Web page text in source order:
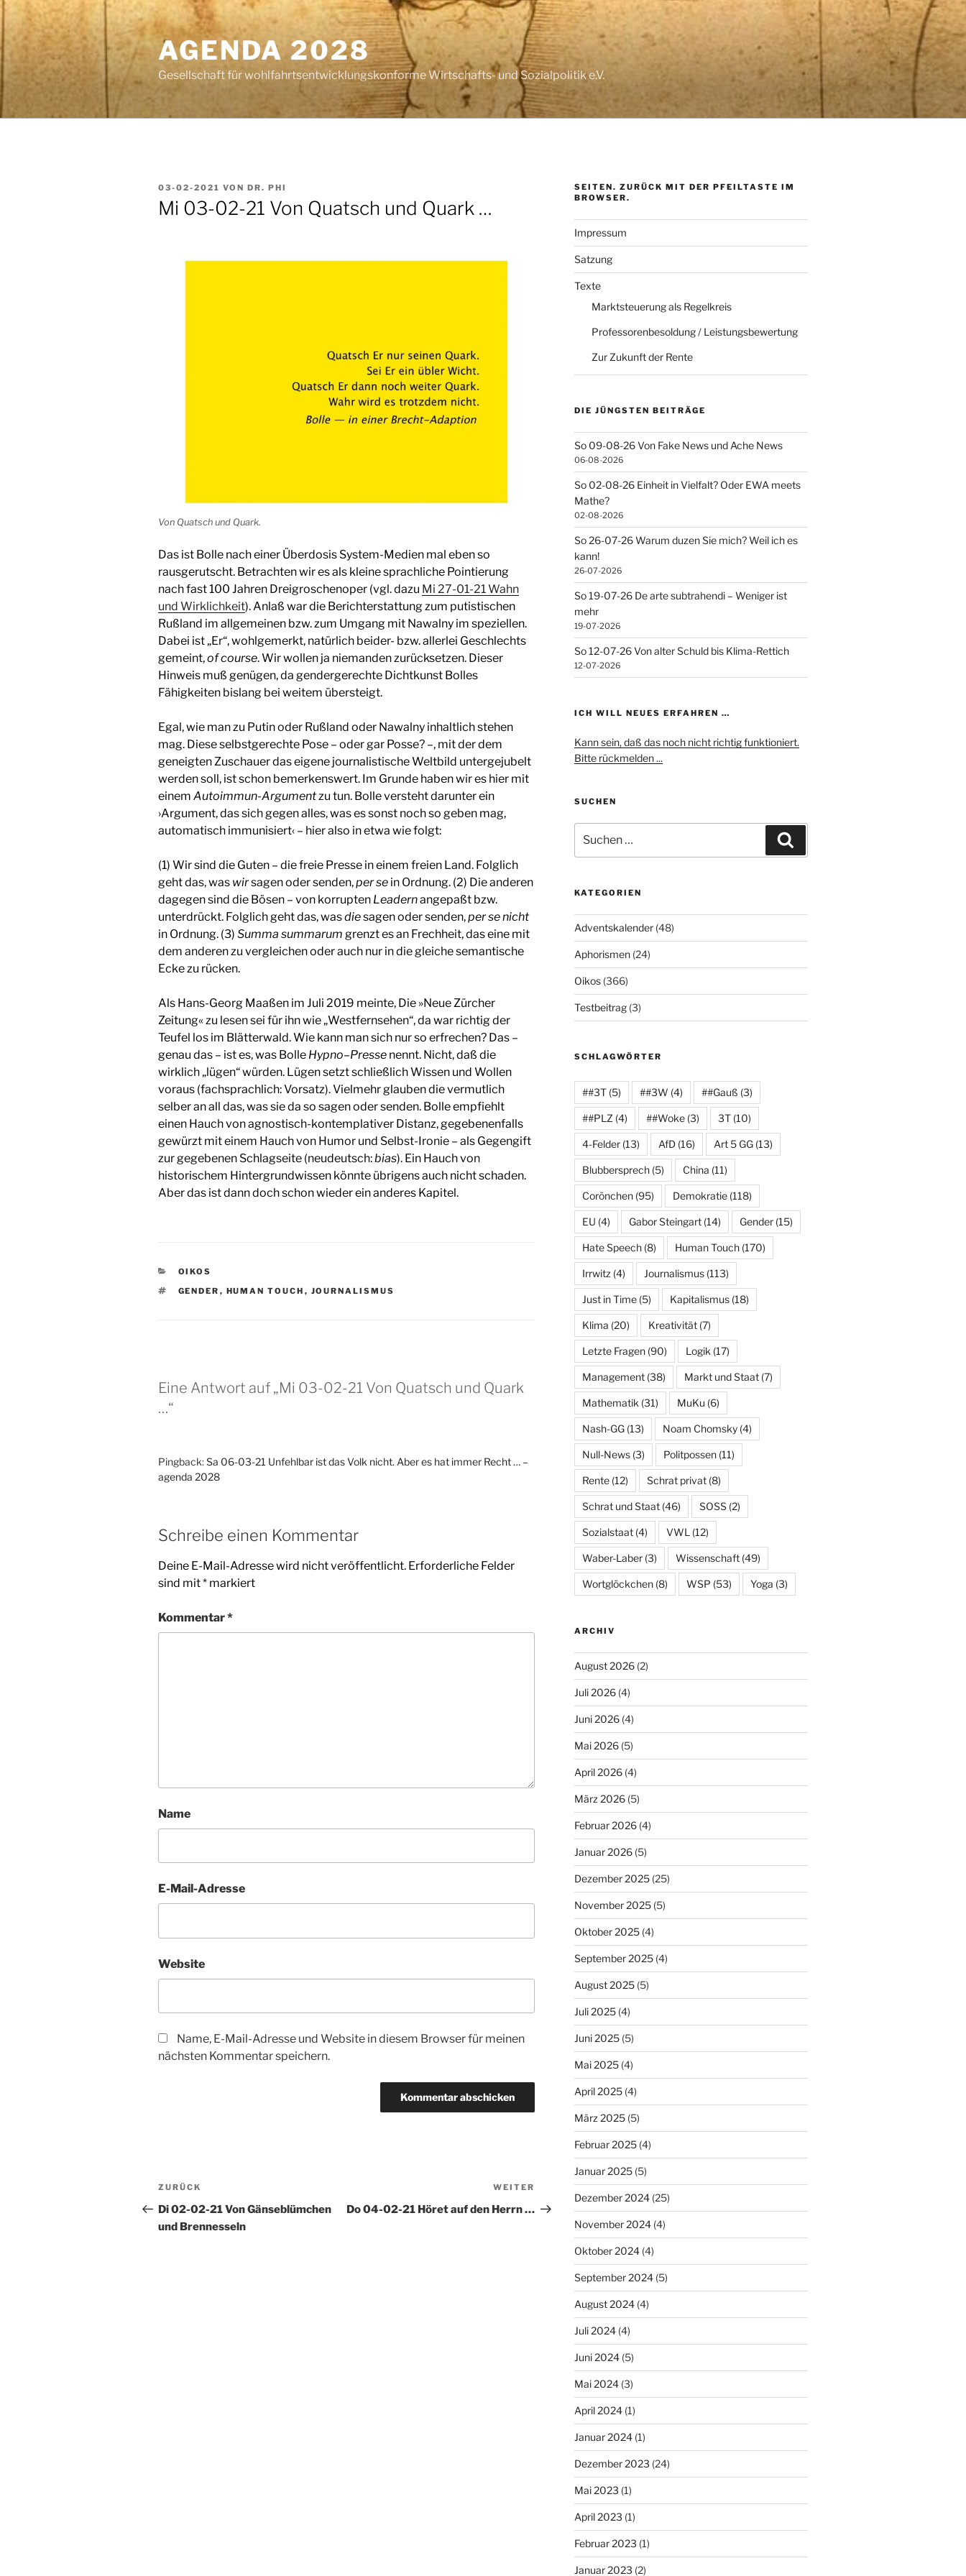
Zum
Inhalt
springen
AGENDA 2028
Gesellschaft für wohlfahrtsentwicklungskonforme Wirtschafts- und Sozialpolitik e.V.
VERÖFFENTLICHT
AM
03-02-2021 VON DR. PHI
Mi 03-02-21 Von Quatsch und Quark …
Von Quatsch und Quark.
Das ist Bolle nach einer Überdosis System-Medien mal eben so
rausgerutscht. Betrachten wir es als kleine sprachliche Pointierung
nach fast 100 Jahren Dreigroschenoper (vgl. dazu Mi 27-01-21 Wahn
und Wirklichkeit). Anlaß war die Berichterstattung zum putistischen
Rußland im allgemeinen bzw. zum Umgang mit Nawalny im speziellen.
Dabei ist „Er“, wohlgemerkt, natürlich beider- bzw. allerlei Geschlechts
gemeint,of course. Wir wollen ja niemanden zurücksetzen. Dieser
Hinweis muß genügen, da gendergerechte Dichtkunst Bolles
Fähigkeiten bislang bei weitem übersteigt.
Egal, wie man zu Putin oder Rußland oder Nawalny inhaltlich stehen
mag. Diese selbstgerechte Pose – oder gar Posse? –, mit der dem
geneigten Zuschauer das eigene journalistische Weltbild untergejubelt
werden soll, ist schon bemerkenswert. Im Grunde haben wir es hier mit
einem Autoimmun-Argumentzu tun. Bolle versteht darunter ein
›Argument, das sich gegen alles, was es sonst noch so geben mag,
automatisch immunisiert‹ – hier also in etwa wie folgt:
(1) Wir sind die Guten – die freie Presse in einem freien Land. Folglich
geht das, was wirsagen oder senden,per se in Ordnung. (2) Die anderen
dagegen sind die Bösen – von korrupten Leadernangepaßt bzw.
unterdrückt. Folglich geht das, wasdiesagen oder senden,per se nicht
in Ordnung. (3) Summa summarum grenzt es an Frechheit, das eine mit
dem anderen zu vergleichen oder auch nur in die gleiche semantische
Ecke zu rücken.
Als Hans-Georg Maaßen im Juli 2019 meinte, Die »Neue Zürcher
Zeitung« zu lesen sei für ihn wie „Westfernsehen“, da war richtig der
Teufel los im Blätterwald. Wie kann man sich nur so erfrechen? Das –
genau das – ist es, was Bolle Hypno–Presse nennt. Nicht, daß die
wirklich „lügen“ würden. Lügen setzt schließlich Wissen und Wollen
voraus (fachsprachlich: Vorsatz). Vielmehr glauben die vermutlich
selber an all das, was sie da so sagen oder senden. Bolle empfiehlt
einen Hauch von agnostisch-kontemplativer Distanz, gegebenenfalls
gewürzt mit einem Hauch von Humor und Selbst-Ironie – als Gegengift
zur gegebenen Schlagseite (neudeutsch:bias). Ein Hauch von
historischem Hintergrundwissen könnte übrigens auch nicht schaden.
Aber das ist dann doch schon wieder ein anderes Kapitel.
KATEGORIEN
OIKOS
SCHLAGWÖRTER
GENDER , HUMAN TOUCH , JOURNALISMUS
Eine Antwort auf „Mi 03-02-21 Von Quatsch und Quark
…“
Pingback:Sa 06-03-21 Unfehlbar ist das Volk nicht. Aber es hat immer Recht … –
agenda 2028
Schreibe einen Kommentar
Deine E-Mail-Adresse wird nicht veröffentlicht. Erforderliche Felder
sind mit* markiert
Kommentar*
Name
E-Mail-Adresse
Website
Name, E-Mail-Adresse und Website in diesem Browser für meinen
nächsten Kommentar speichern.
Beitragsnavigation
Vorheriger
Beitrag
ZURÜCK
Di 02-02-21 Von Gänseblümchen
und Brennesseln
Nächster
Beitrag
WEITER
Do 04-02-21 Höret auf den Herrn …
SEITEN. ZURÜCK MIT DER PFEILTASTE IM
BROWSER.
Impressum
Satzung
Texte
Marktsteuerung als Regelkreis
Professorenbesoldung / Leistungsbewertung
Zur Zukunft der Rente
DIE JÜNGSTEN BEITRÄGE
So 09-08-26 Von Fake News und Ache News
06-08-2026
So 02-08-26 Einheit in Vielfalt? Oder EWA meets
Mathe?
02-08-2026
So 26-07-26 Warum duzen Sie mich? Weil ich es
kann!
26-07-2026
So 19-07-26 De arte subtrahendi – Weniger ist
mehr
19-07-2026
So 12-07-26 Von alter Schuld bis Klima-Rettich
12-07-2026
ICH WILL NEUES ERFAHREN …
Kann sein, daß das noch nicht richtig funktioniert.
Bitte rückmelden ...
SUCHEN
nach:
KATEGORIEN
Adventskalender(48)
Aphorismen(24)
Oikos(366)
Testbeitrag(3)
SCHLAGWÖRTER
##3T(5) ##3W (4) ##Gauß (3)
##PLZ (4) ##Woke(3) 3T(10)
4-Felder(13) AfD(16) Art 5 GG(13)
Blubbersprech(5) China (11)
Corönchen(95) Demokratie(118)
EU (4) Gabor Steingart(14) Gender(15)
Hate Speech(8) Human Touch(170)
Irrwitz (4) Journalismus(113)
Just in Time(5) Kapitalismus(18)
Klima (20) Kreativität(7)
Letzte Fragen(90) Logik (17)
Management(38) Markt und Staat(7)
Mathematik (31) MuKu (6)
Nash-GG(13) Noam Chomsky(4)
Null-News(3) Politpossen(11)
Rente(12) Schrat privat(8)
Schrat und Staat(46) SOSS(2)
Sozialstaat(4) VWL (12)
Waber-Laber(3) Wissenschaft(49)
Wortglöckchen(8) WSP (53) Yoga (3)
ARCHIV
August 2026(2)
Juli 2026(4)
Juni 2026(4)
Mai 2026(5)
April 2026(4)
März 2026(5)
Februar 2026(4)
Januar 2026(5)
Dezember 2025(25)
November 2025(5)
Oktober 2025(4)
September 2025(4)
August 2025(5)
Juli 2025(4)
Juni 2025(5)
Mai 2025(4)
April 2025(4)
März 2025(5)
Februar 2025(4)
Januar 2025(5)
Dezember 2024(25)
November 2024(4)
Oktober 2024(4)
September 2024(5)
August 2024(4)
Juli 2024(4)
Juni 2024(5)
Mai 2024(3)
April 2024(1)
Januar 2024(1)
Dezember 2023 (24)
Mai 2023 (1)
April 2023 (1)
Februar 2023 (1)
Januar 2023 (2)